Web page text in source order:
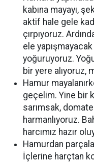
kabına mayayı,
aktif hale gele
çırpıyoruz.
ele
yoğuruyoruz.
bir yere alıyoruz,
Hamur
geçelim. Yine bir
sarımsak,
harmanlıyoruz.
harcımız hazır
Hamurdan
İçlerine harçtan